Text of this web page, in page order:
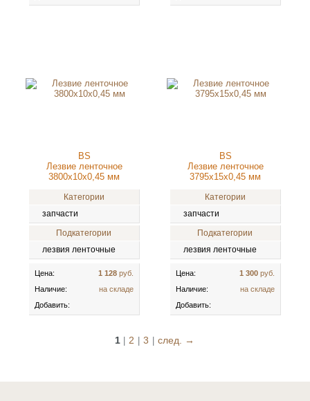
BS
Лезвие ленточное
3800x10x0,45 мм
Категории
запчасти
Подкатегории
лезвия ленточные
Цена: 1 128руб.
Наличие:
на складе
Добавить:
BS
Лезвие ленточное
3795x15x0,45 мм
Категории
запчасти
Подкатегории
лезвия ленточные
Цена: 1 300руб.
Наличие:
на складе
Добавить:
1 2 3 след. →